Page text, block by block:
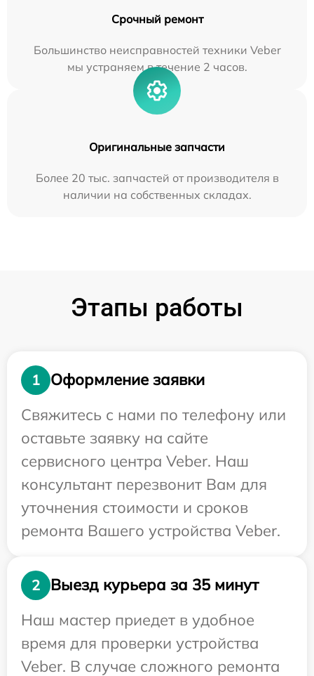
Срочный ремонт
Большинство неисправностей техники Veber
мы устраняем в течение 2 часов.
Оригинальные запчасти
Более 20 тыс. запчастей от производителя в
наличии на собственных складах.
Этапы работы
1
Оформление заявки
Свяжитесь с нами по телефону или
оставьте заявку на сайте
сервисного центра Veber. Наш
консультант перезвонит Вам для
уточнения стоимости и сроков
ремонта Вашего устройства Veber.
2
Выезд курьера за 35 минут
Наш мастер приедет в удобное
время для проверки устройства
Veber. В случае сложного ремонта